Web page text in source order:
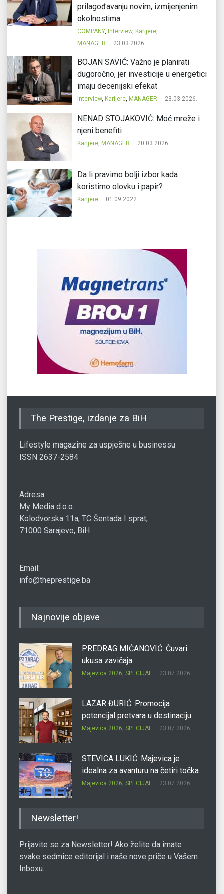
prilagođavanju novim, izmijenjenim
okolnostima
COMPANY, Interview, Karijere,
MANAGER
23.03.2026.
BOJAN SAVIĆ: Važno je planirati
dugoročno, jer investicije u energetici
imaju decenijski efekat
Interview, Karijere, MANAGER 23.03.2026.
NENAD STOJAKOVIĆ: Moć mreže i
njeni benefiti
Karijere, MANAGER 20.03.2026.
Da li pravimo bolji izbor kada
koristimo olovku i papir?
Karijere 01.09.2022.
The Prestige, izdanje za BiH
Lifestyle magazine za uspješne u businessu
ISSN 2637-2584
Adresa:
My Media d.o.o.
Kolodvorska 11a, TC Šentada I sprat,
71000 Sarajevo, BiH
Email:
info@theprestige.ba
Najnovije objave
PREDRAG MIĆANOVIĆ: Čuvari
ukusa zavičaja
Majevica 2026, SPECIJAL 23.07.2026.
LAZAR ĐURIĆ: Promocija
potencijal pretvara u destinaciju
Majevica 2026, SPECIJAL 23.07.2026.
STEVICA LUKIĆ: Majevica je
idealna za avanturu na četiri točka
Majevica 2026, SPECIJAL 23.07.2026.
Newsletter!
Prijavite se za Newsletter! Ako želite da imate
svake sedmice editorijal i naše nove priče u Vašem
Inboxu.